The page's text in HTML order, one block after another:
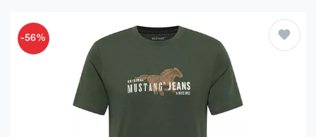
Accessoires
SALE
-56%